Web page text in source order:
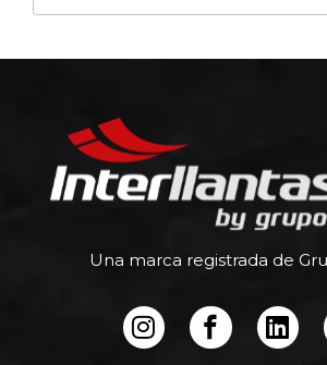
Una marca registrada de